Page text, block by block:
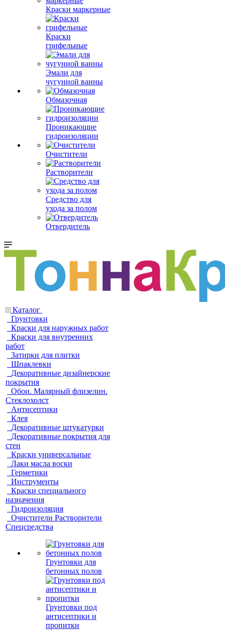
Краски маркерные
Краски
грифельные
Эмали для
чугунной ванны
Обмазочная
Проникающие
гидроизоляции
Очистители
Растворители
Средство для
ухода за полом
Отвердитель
Каталог
Грунтовки
Краски для наружных работ
Краски для внутренних
работ
Затирки для плитки
Шпаклевки
Декоративные дизайнерские
покрытия
Обои. Малярный флизелин.
Стеклохолст
Антисептики
Клея
Декоративные штукатурки
Декоративные покрытия для
стен
Краски универсальные
Лаки масла воски
Герметики
Инструменты
Краски специального
назначения
Гидроизоляция
Очистители Растворители
Спецсредства
Грунтовки для
бетонных полов
Грунтовки под
антисептики и
пропитки